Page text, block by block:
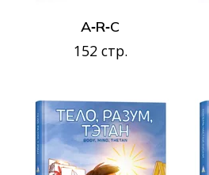
A‑R‑C
152 стр.